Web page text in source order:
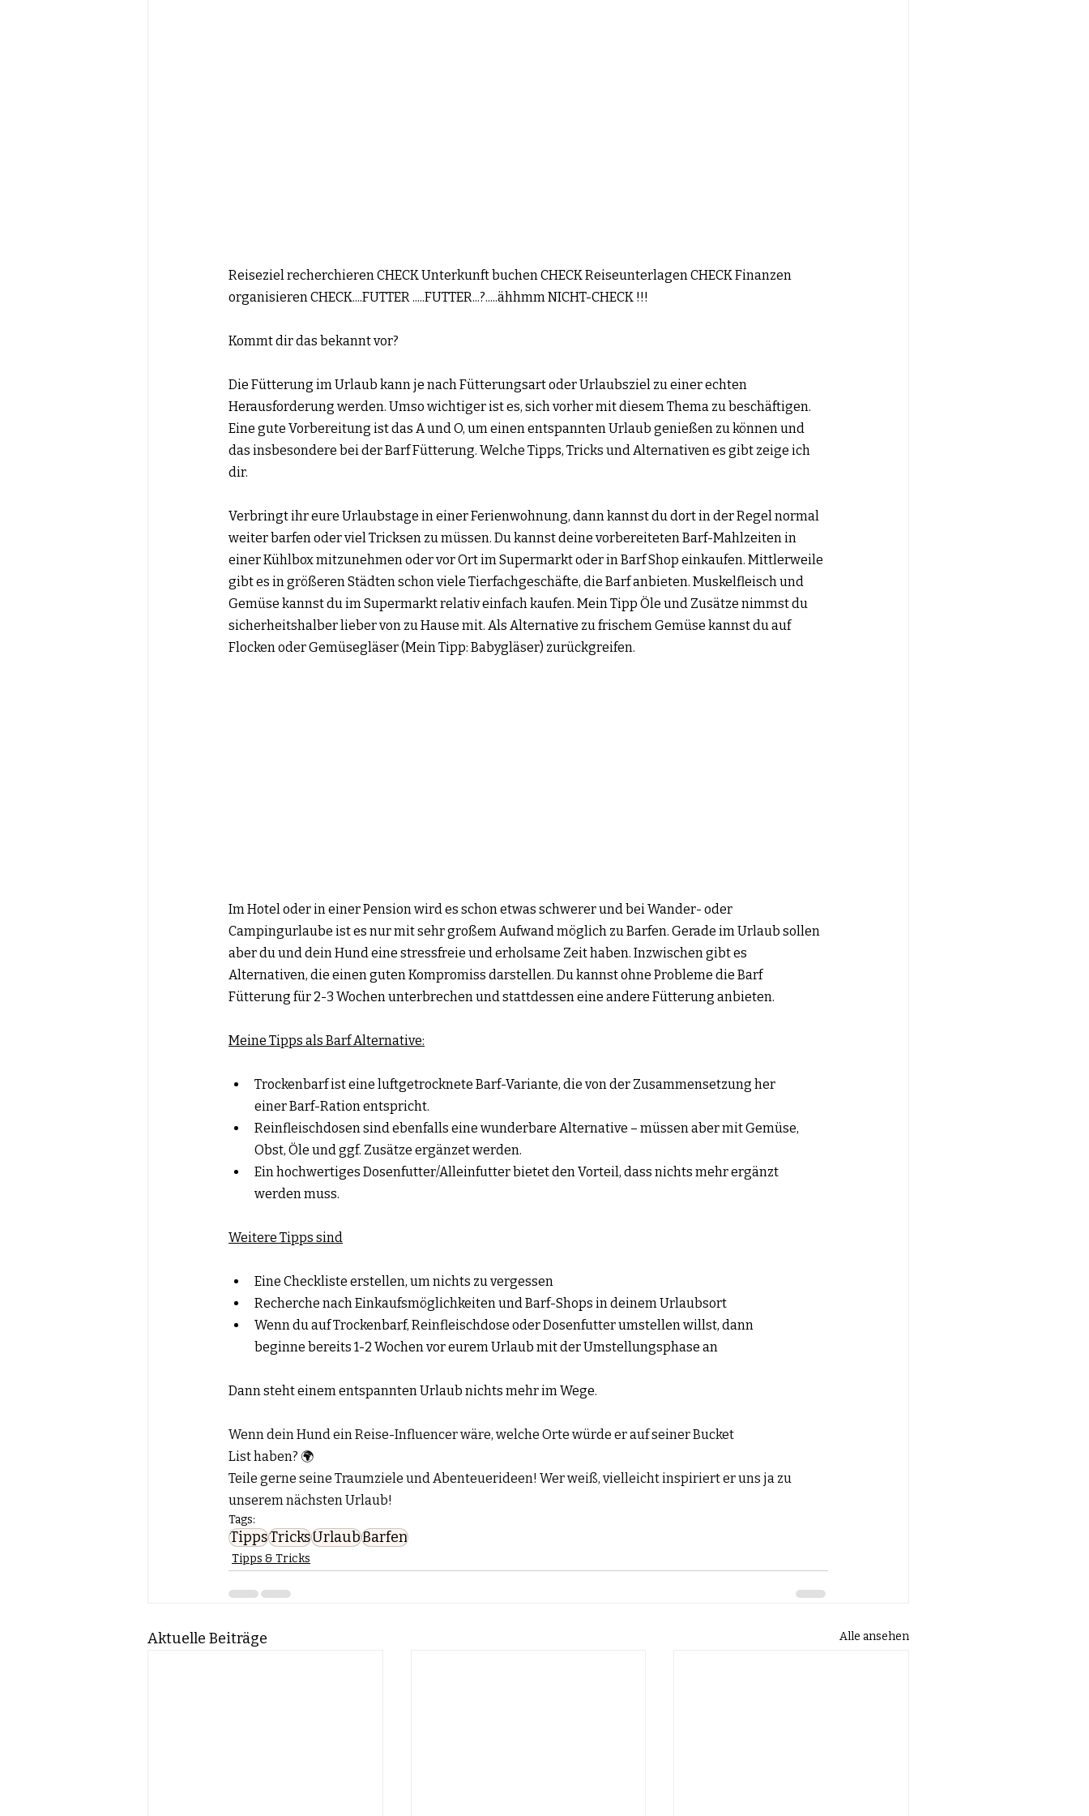
Reiseziel recherchieren CHECK Unterkunft buchen CHECK Reiseunterlagen CHECK Finanzen
organisieren CHECK....FUTTER .....FUTTER...?.....ähhmm NICHT-CHECK !!!
Kommt dir das bekannt vor?
Die Fütterung im Urlaub kann je nach Fütterungsart oder Urlaubsziel zu einer echten
Herausforderung werden. Umso wichtiger ist es, sich vorher mit diesem Thema zu beschäftigen.
Eine gute Vorbereitung ist das A und O, um einen entspannten Urlaub genießen zu können und
das insbesondere bei der Barf Fütterung. Welche Tipps, Tricks und Alternativen es gibt zeige ich
dir.
Verbringt ihr eure Urlaubstage in einer Ferienwohnung, dann kannst du dort in der Regel normal
weiter barfen oder viel Tricksen zu müssen. Du kannst deine vorbereiteten Barf-Mahlzeiten in
einer Kühlbox mitzunehmen oder vor Ort im Supermarkt oder in Barf Shop einkaufen. Mittlerweile
gibt es in größeren Städten schon viele Tierfachgeschäfte, die Barf anbieten. Muskelfleisch und
Gemüse kannst du im Supermarkt relativ einfach kaufen. Mein Tipp Öle und Zusätze nimmst du
sicherheitshalber lieber von zu Hause mit. Als Alternative zu frischem Gemüse kannst du auf
Flocken oder Gemüsegläser (Mein Tipp: Babygläser) zurückgreifen.
Im Hotel oder in einer Pension wird es schon etwas schwerer und bei Wander- oder
Campingurlaube ist es nur mit sehr großem Aufwand möglich zu Barfen. Gerade im Urlaub sollen
aber du und dein Hund eine stressfreie und erholsame Zeit haben. Inzwischen gibt es
Alternativen, die einen guten Kompromiss darstellen. Du kannst ohne Probleme die Barf
Fütterung für 2-3 Wochen unterbrechen und stattdessen eine andere Fütterung anbieten.
Meine Tipps als Barf Alternative:
Trockenbarf ist eine luftgetrocknete Barf-Variante, die von der Zusammensetzung her
einer Barf-Ration entspricht.
Reinfleischdosen sind ebenfalls eine wunderbare Alternative – müssen aber mit Gemüse,
Obst, Öle und ggf. Zusätze ergänzet werden.
Ein hochwertiges Dosenfutter/Alleinfutter bietet den Vorteil, dass nichts mehr ergänzt
werden muss.
Weitere Tipps sind
Eine Checkliste erstellen, um nichts zu vergessen
Recherche nach Einkaufsmöglichkeiten und Barf-Shops in deinem Urlaubsort
Wenn du auf Trockenbarf, Reinfleischdose oder Dosenfutter umstellen willst, dann
beginne bereits 1-2 Wochen vor eurem Urlaub mit der Umstellungsphase an
Dann steht einem entspannten Urlaub nichts mehr im Wege.
Wenn dein Hund ein Reise-Influencer wäre, welche Orte würde er auf seiner Bucket
List haben? 🌍
Teile gerne seine Traumziele und Abenteuerideen! Wer weiß, vielleicht inspiriert er uns ja zu
unserem nächsten Urlaub!
Tags:
TippsTricksUrlaubBarfen
Tipps & Tricks
Aktuelle Beiträge Alle ansehen